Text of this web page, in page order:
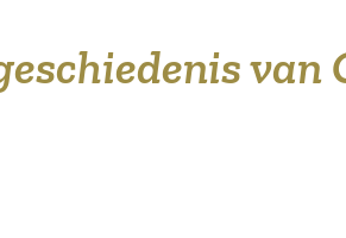
van